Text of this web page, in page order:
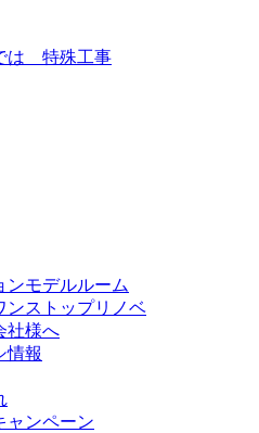
は 特殊工事
ンモデルルーム
ンストップリノベ
社様へ
情報
ャンペーン